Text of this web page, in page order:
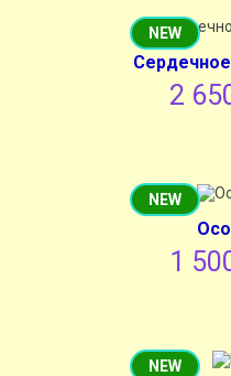
NEW
2
NEW
1
NEW